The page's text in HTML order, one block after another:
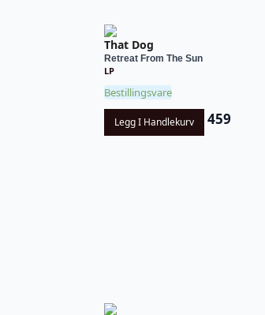
That Dog
Retreat From The Sun
LP
Bestillingsvare
Legg I Handlekurv 459